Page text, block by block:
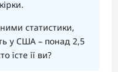
статистики,
у США – понад 2,5
їсте її ви?